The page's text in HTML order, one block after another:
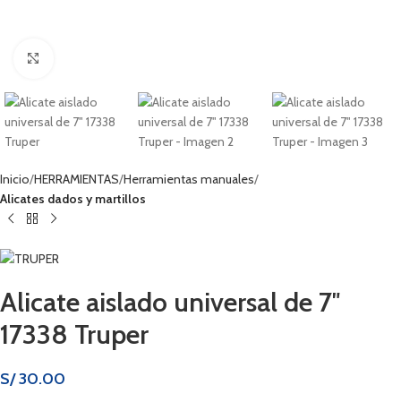
Inicio HERRAMIENTAS Herramientas manuales
Alicates dados y martillos
Alicate aislado universal de 7″
17338 Truper
S/30.00